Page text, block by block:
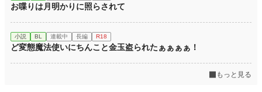
お喋りは月明かりに照らされて
小説 BL 連載中 長編 R18
ど変態魔法使いにちんこと金玉盗られたぁぁぁぁ！
もっと見る